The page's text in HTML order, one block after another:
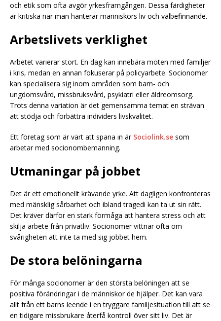
och etik som ofta avgör yrkesframgången. Dessa färdigheter
är kritiska när man hanterar människors liv och välbefinnande.
Arbetslivets verklighet
Arbetet varierar stort. En dag kan innebära möten med familjer
i kris, medan en annan fokuserar på policyarbete. Socionomer
kan specialisera sig inom områden som barn- och
ungdomsvård, missbruksvård, psykiatri eller äldreomsorg.
Trots denna variation är det gemensamma temat en strävan
att stödja och förbättra individers livskvalitet.
Ett företag som är värt att spana in är Sociolink.se som
arbetar med socionombemanning.
Utmaningar på jobbet
Det är ett emotionellt krävande yrke. Att dagligen konfronteras
med mänsklig sårbarhet och ibland tragedi kan ta ut sin rätt.
Det kräver därför en stark förmåga att hantera stress och att
skilja arbete från privatliv. Socionomer vittnar ofta om
svårigheten att inte ta med sig jobbet hem.
De stora belöningarna
För många socionomer är den största belöningen att se
positiva förändringar i de människor de hjälper. Det kan vara
allt från ett barns leende i en tryggare familjesituation till att se
en tidigare missbrukare återfå kontroll över sitt liv. Det är